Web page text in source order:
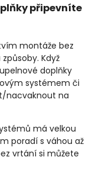
připevníte
montáže bez
Když
doplňky
systémem či
nacvaknout na
má velkou
poradí s váhou až
vrtání si můžete